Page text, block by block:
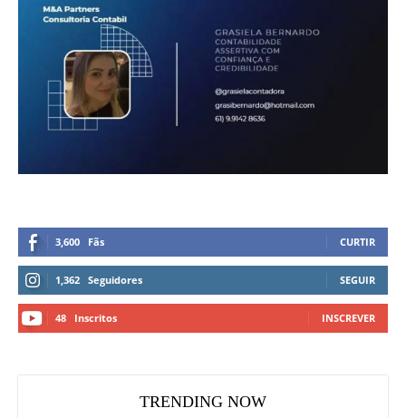
3,600 Fãs CURTIR
1,362 Seguidores SEGUIR
48 Inscritos INSCREVER
TRENDING NOW